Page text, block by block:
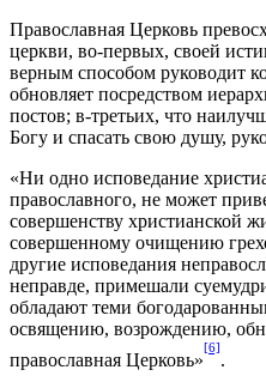
Православная Церковь
церкви, во-первых, своей
верным способом руководит
обновляет посредством
постов; в-третьих, что
Богу и спасать свою душу,
«Ни одно исповедание
православного, не может
совершенству христианской
совершенному очищению
другие исповедания
неправде, примешали
обладают теми
освящению, возрождению,
православная Церковь»
[6]
.